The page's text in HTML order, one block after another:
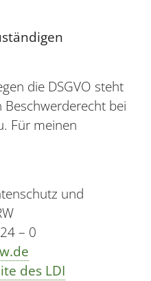
die DSGVO steht
bei
Für meinen
und
– 0
des LDI